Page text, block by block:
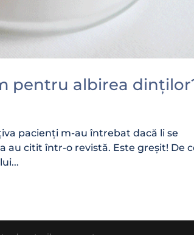
pentru albirea
pacienți m-au întrebat dacă li se
au citit într-o revistă. Este greșit! De